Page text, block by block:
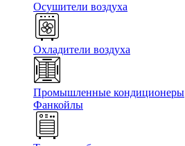
Осушители воздуха
Охладители воздуха
Промышленные кондиционеры
Фанкойлы